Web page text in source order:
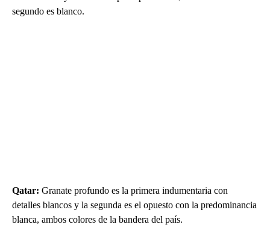
segundo es blanco.
Qatar: Granate profundo es la primera indumentaria con
detalles blancos y la segunda es el opuesto con la predominancia
blanca, ambos colores de la bandera del país.